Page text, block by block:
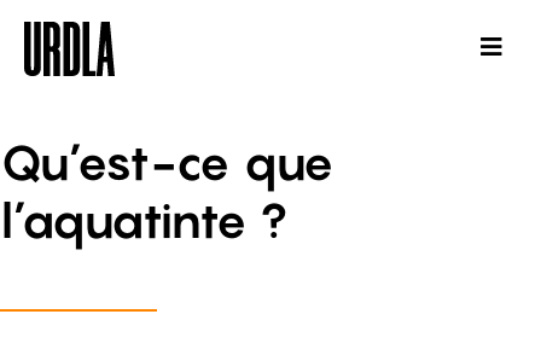
Qu’est-ce que
l’aquatinte ?